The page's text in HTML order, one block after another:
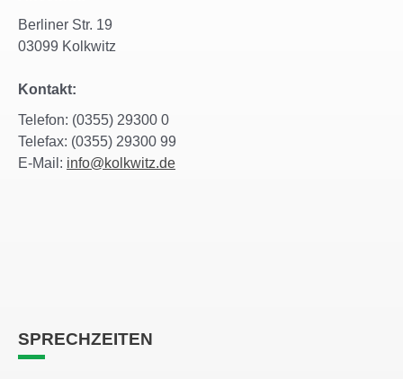
Berliner Str. 19
03099 Kolkwitz
Kontakt:
Telefon: (0355) 29300 0
Telefax: (0355) 29300 99
E-Mail: info@kolkwitz.de
SPRECHZEITEN